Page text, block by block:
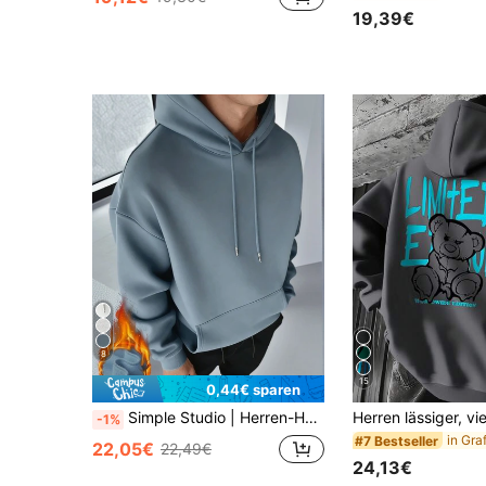
19,39€
8
0,44€ sparen
-1% Simple Studio | Herren-Hoodie, einfarbig, langärmelig, mit Kordelzug und Tasche, lässig, Herbst/Winter, Drop-Shoulder
22,05€ 22,49€
15
#7 Bestseller
24,13€